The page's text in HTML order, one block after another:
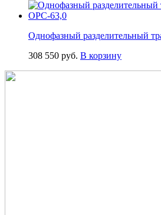
Однофазный разделительный
308 550 руб. В корзину